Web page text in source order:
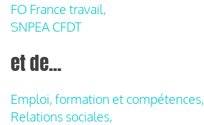
FO France travail,
SNPEA CFDT
et de...
Emploi, formation et compétences,
Relations sociales,